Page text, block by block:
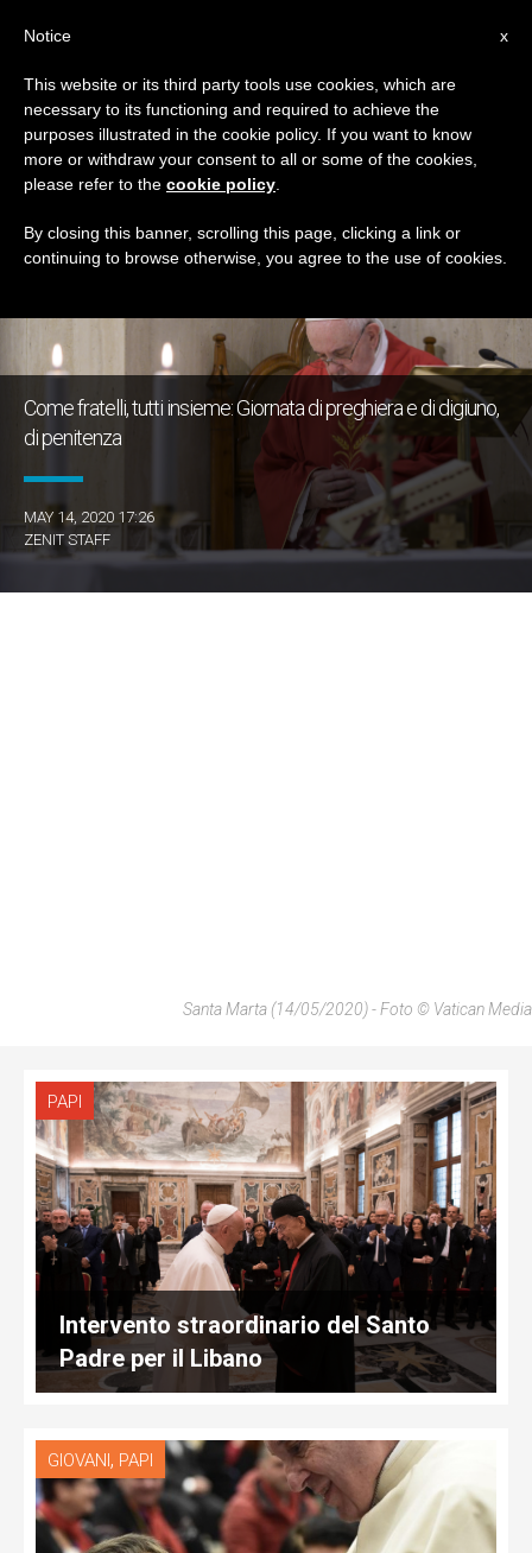
GIORNO
Maggio 14th, 2020
ULTIME NOTIZIE
Come fratelli, tutti insieme: Giornata di preghiera e di digiuno,
di penitenza
MAY 14, 2020 17:26
ZENIT STAFF
Santa Marta (14/05/2020) - Foto © Vatican Media
PAPI
Intervento straordinario del Santo
Padre per il Libano
GIOVANI, PAPI
x
Notice
This website or its third party tools use cookies, which are
necessary to its functioning and required to achieve the
purposes illustrated in the cookie policy. If you want to know
more or withdraw your consent to all or some of the cookies,
please refer to the cookie policy
By closing this banner, scrolling this page, clicking a link or
continuing to browse otherwise, you agree to the use of cookies.